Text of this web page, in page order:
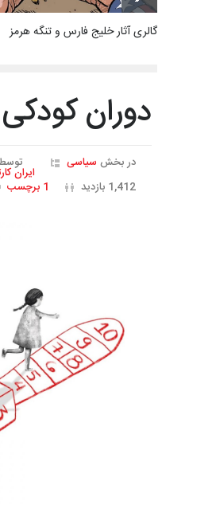
گالری آثار خلیج فارس و تنگه هرمز
دوران
در بخش سیاسی
ایران
1,412 بازدید
1 برچسب